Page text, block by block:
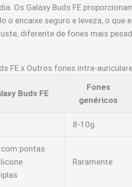
Os Galaxy Buds FE
o encaixe seguro e leveza, o que
diferente de fones mais
FE x Outros fones intra-
Buds FE
Fones
genéricos
8-10g
com pontas
Raramente